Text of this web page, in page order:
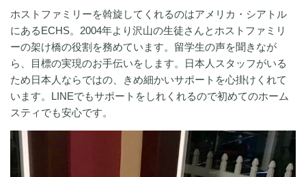
ホストファミリーを斡旋してくれるのはアメリカ・シアトル
にあるECHS。2004年より沢山の生徒さんとホストファミリ
ーの架け橋の役割を務めています。留学生の声を聞きなが
ら、目標の実現のお手伝いをします。日本人スタッフがいる
ため日本人ならではの、きめ細かいサポートを心掛けくれて
います。LINEでもサポートをしれくれるので初めてのホーム
スティでも安心です。